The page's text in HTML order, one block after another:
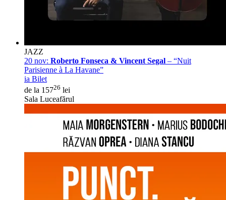
JAZZ
20 nov: Roberto Fonseca & Vincent Segal – “Nuit
Parisienne à La Havane”
ia Bilet
de la 15726 lei
Sala Luceafărul